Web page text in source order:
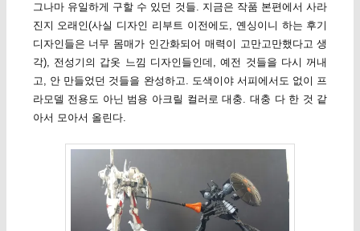
그나마 유일하게 구할 수 있던 것들. 지금은 작품 본편에서 사라
진지 오래인(사실 디자인 리부트 이전에도, 옌싱이니 하는 후기
디자인들은 너무 몸매가 인간화되어 매력이 고만고만했다고 생
각), 전성기의 갑옷 느낌 디자인들인데, 예전 것들을 다시 꺼내
고, 안 만들었던 것들을 완성하고. 도색이야 서피에서도 없이 프
라모델 전용도 아닌 범용 아크릴 컬러로 대충. 대충 다 한 것 같
아서 모아서 올린다.